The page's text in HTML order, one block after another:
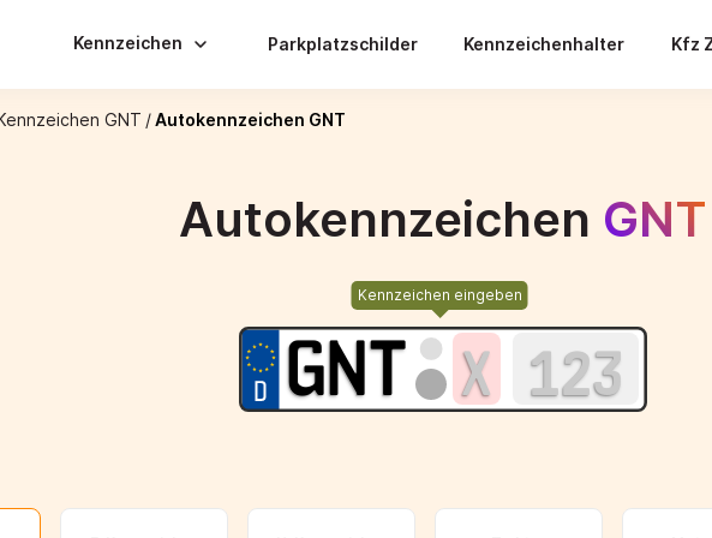
Kennzeichen Parkplatzschilder Kennzeichenhalter Kfz
GNT /Autokennzeichen GNT
Autokennzeichen GNT
Kennzeichen eingeben